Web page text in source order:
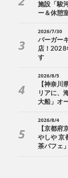
施設「駿
ー＆休憩
2026/7/30
バーガー
店！2028
す
2026/8/5
【神奈川
リアに、
大船」オ
2026/8/4
【京都府
やしや 京
茶パフェ